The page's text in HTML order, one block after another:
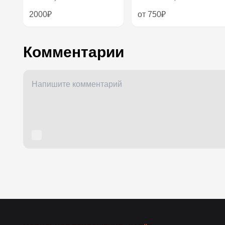
2000₽ от 750₽
Комментарии